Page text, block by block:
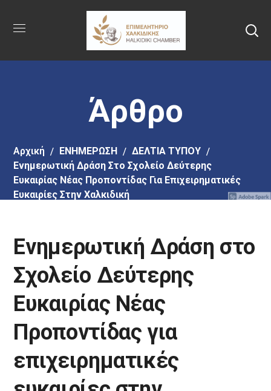
στο
περιεχόμενο
Άρθρο
Αρχική EΝΗΜΕΡΩΣΗ
ΔΕΛΤΙΑ ΤΥΠΟΥ
Ενημερωτική Δράση Στο Σχολείο Δεύτερης
Ευκαιρίας Νέας Προποντίδας Για Επιχειρηματικές
Ευκαιρίες Στην Χαλκιδική
Ενημερωτική Δράση στο
Σχολείο Δεύτερης
Ευκαιρίας Νέας
Προποντίδας για
επιχειρηματικές